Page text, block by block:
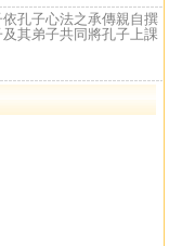
孔子心法之承傳親自撰
其弟子共同將孔子上課